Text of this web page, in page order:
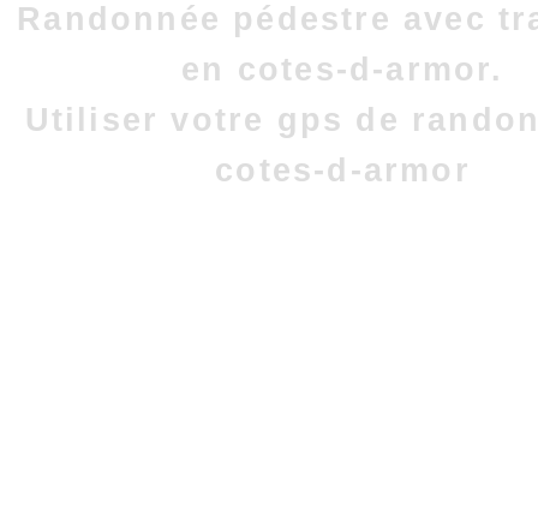
Randonnée pédestre avec
en cotes-d-armor.
Utiliser votre gps de
cotes-d-armor